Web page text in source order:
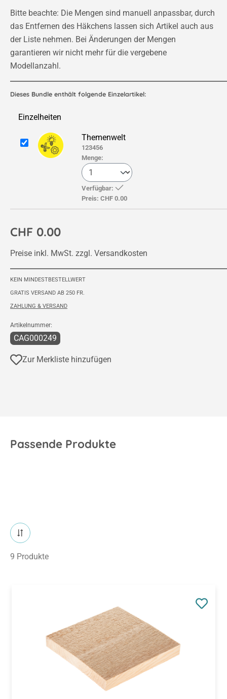
Bitte beachte: Die Mengen sind manuell anpassbar, durch
das Entfernen des Häkchens lassen sich Artikel auch aus
der Liste nehmen. Bei Änderungen der Mengen
garantieren wir nicht mehr für die vergebene
Modellanzahl.
CHF 0.00
Preise inkl. MwSt. zzgl. Versandkosten
Dieses Bundle enthält folgende Einzelartikel:
Einzelheiten
Themenwelt
123456
Menge:
Verfügbar:
Preis: CHF 0.00
KEIN MINDESTBESTELLWERT
GRATIS VERSAND AB 250 FR.
ZAHLUNG & VERSAND
Artikelnummer:
CAG000249
Zur Merkliste hinzufügen
Passende Produkte
9 Produkte